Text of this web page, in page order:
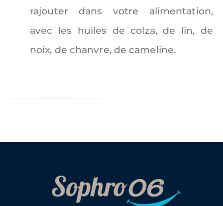
rajouter dans votre alimentation,
avec les huiles de colza, de lin, de
noix, de chanvre, de cameline.